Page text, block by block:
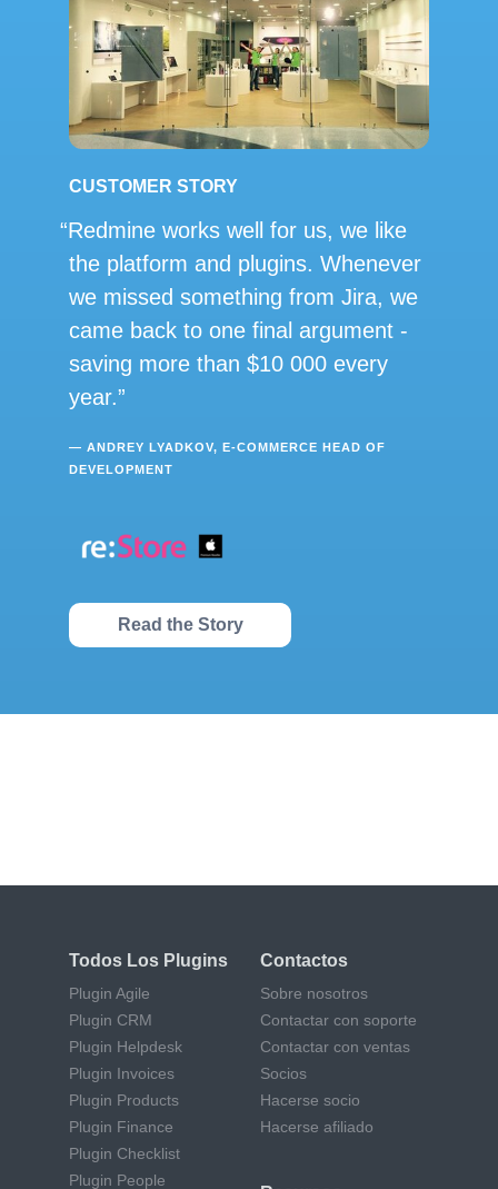
CUSTOMER STORY
Redmine works well for us, we like
the platform and plugins. Whenever
we missed something from Jira, we
came back to one final argument -
saving more than $10 000 every
year.
— ANDREY LYADKOV, E-COMMERCE HEAD OF
DEVELOPMENT
Read the Story
Todos Los Plugins
Plugin Agile
Plugin CRM
Plugin Helpdesk
Plugin Invoices
Plugin Products
Plugin Finance
Plugin Checklist
Plugin People
Contactos
Sobre nosotros
Contactar con soporte
Contactar con ventas
Socios
Hacerse socio
Hacerse afiliado